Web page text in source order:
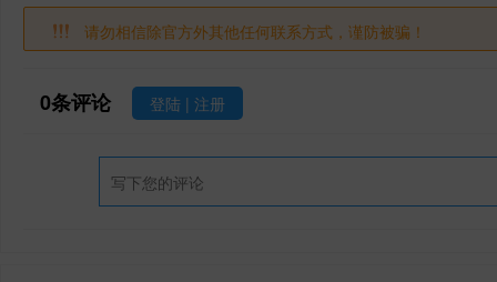
请勿相信除官方外其他任何联系方式，谨防被骗！
0条评论 登陆 | 注册